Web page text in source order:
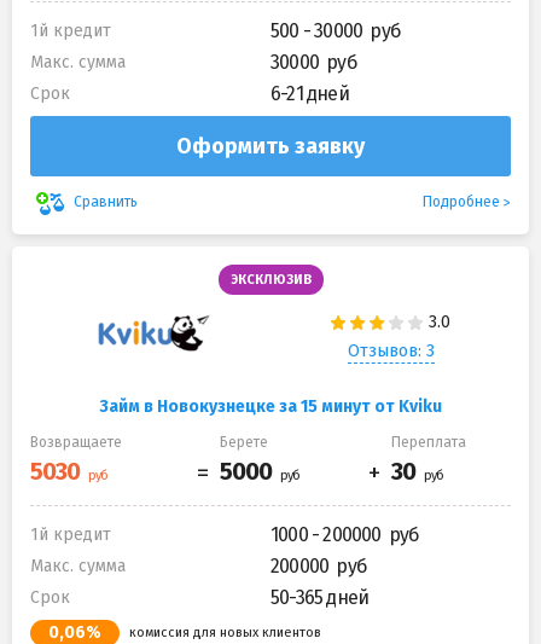
1й кредит 500 - 30000
Макс. сумма 30000
Срок 6-21 дней
Оформить заявку
Сравнить Подробнее
ЭКСКЛЮЗИВ
Отзывов: 3
Займ в Новокузнецке за 15 минут от Kviku
Возвращаете Берете Переплата
1й кредит 1000 - 200000
Макс. сумма 200000
Срок 50-365 дней
0,06% комиссия для новых клиентов